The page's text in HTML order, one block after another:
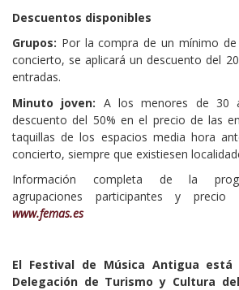
Descuentos disponibles
Grupos: Por la compra de un mínimo
concierto, se aplicará un descuento del
entradas.
Minuto joven: A los menores de 30
descuento del 50% en el precio de las
taquillas de los espacios media hora
concierto, siempre que existiesen
Información completa de la
agrupaciones participantes y precio
www.femas.es
El Festival de Música Antigua
Delegación de Turismo y Cultura